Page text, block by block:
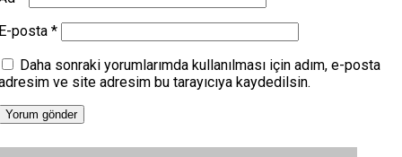
posta *
Daha sonraki yorumlarımda kullanılması için adım, e-posta
ve site adresim bu tarayıcıya kaydedilsin.